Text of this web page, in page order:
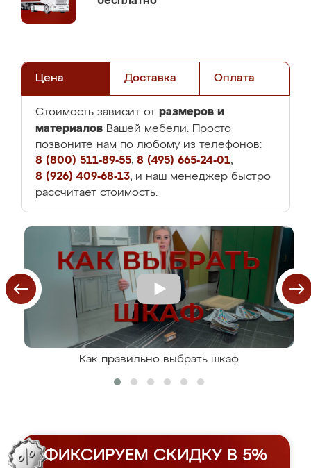
Цена Доставка Оплата
Стоимость зависит от размеров и
материалов Вашей мебели. Просто
позвоните нам по любому из телефонов:
8 (800) 511-89-55, 8 (495) 665-24-01,
8 (926) 409-68-13, и наш менеджер быстро
рассчитает стоимость.
Как правильно выбрать шкаф
ФИКСИРУЕМ СКИДКУ В 5%